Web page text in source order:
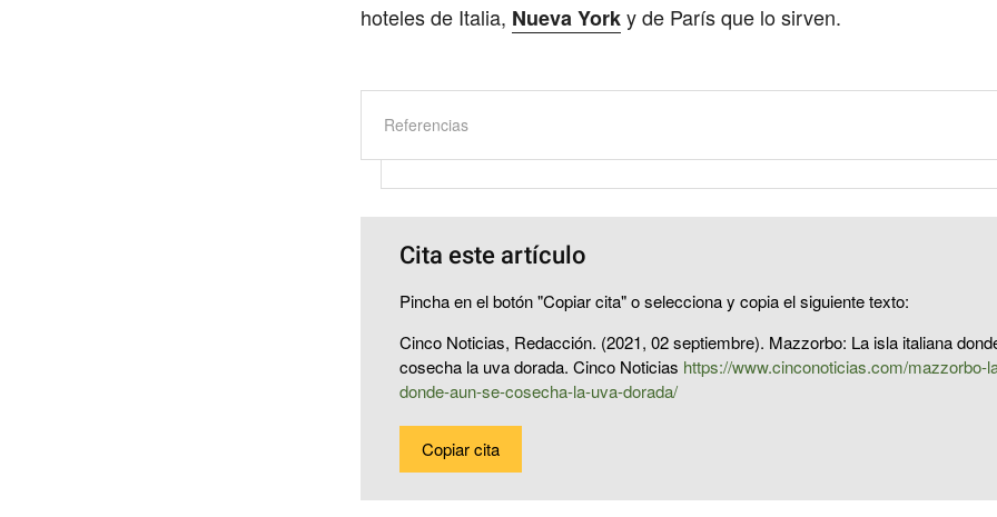
hoteles de Italia, Nueva Yorky de París que lo sirven.
Referencias
Cita este artículo
Pincha en el botón "Copiar cita" o selecciona y copia el siguiente texto:
Cinco Noticias, Redacción. (2021, 02 septiembre). Mazzorbo: La isla italiana
cosecha la uva dorada. Cinco Noticias https://www.cinconoticias.com/mazzorbo-
donde-aun-se-cosecha-la-uva-dorada/
Copiar cita